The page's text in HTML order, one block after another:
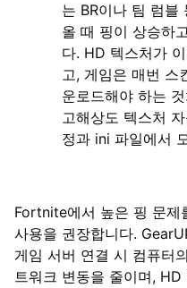
는 BR이나 팀 럼블
올 때 핑이 상승하
다. HD 텍스처가
고, 게임은 매번 스
운로드해야 하는
고해상도 텍스처
정과 ini 파일에서
Fortnite에서 높은 핑 문
사용을 권장합니다.
게임 서버 연결 시 컴퓨터
트워크 변동을 줄이며,